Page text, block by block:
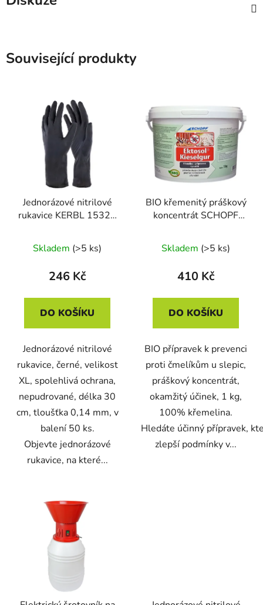
Související produkty
Jednorázové nitrilové
rukavice KERBL 15323
vel. XL, d. 30cm, tl.
0,14mm, nepudrované,
Skladem (>5 ks)
246 Kč
DO KOŠÍKU
Jednorázové nitrilové
rukavice, černé, velikost
XL, spolehlivá ochrana,
nepudrované, délka 30
cm, tloušťka 0,14 mm, v
balení 50 ks.
Objevte jednorázové
rukavice, na které...
BIO křemenitý práškový
koncentrát SCHOPF
1 kg
Skladem (>5 ks)
410 Kč
DO KOŠÍKU
BIO přípravek k prevenci
proti čmelíkům u slepic,
práškový koncentrát,
okamžitý účinek, 1 kg,
100% křemelina.
Hledáte účinný přípravek,
zlepší podmínky v...